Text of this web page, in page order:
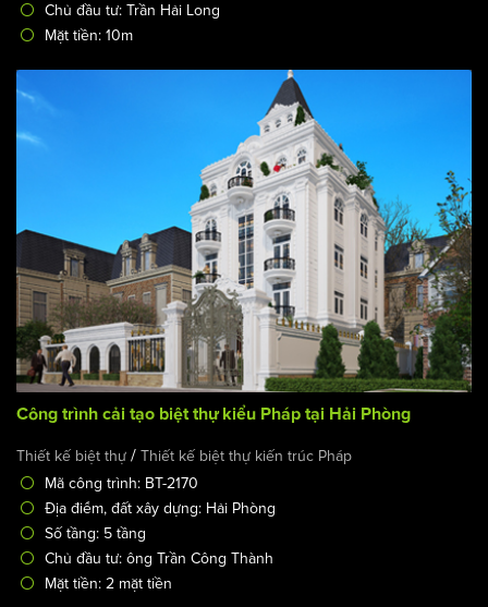
Chủ đầu tư: Trần Hải Long
Mặt tiền: 10m
Công trình cải tạo biệt thự kiểu Pháp tại Hải Phòng
Thiết kế biệt thự / Thiết kế biệt thự kiến trúc Pháp
Mã công trình: BT-2170
Địa điểm, đất xây dựng: Hải Phòng
Số tầng: 5 tầng
Chủ đầu tư: ông Trần Công Thành
Mặt tiền: 2 mặt tiền